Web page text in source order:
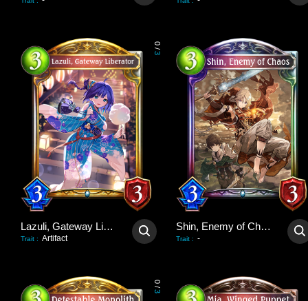
0
/
3
Lazuli, Gateway Liberator
Trait : Artifact
Shin, Enemy of Chaos
Trait : -
0
/
3